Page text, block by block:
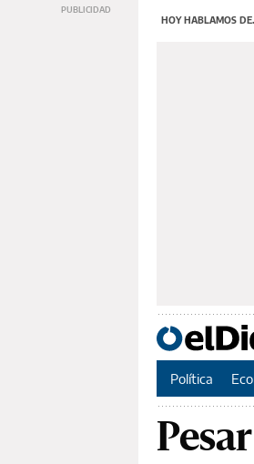
HOY HABLAMOS
Política